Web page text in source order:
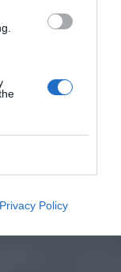
Privacy Policy